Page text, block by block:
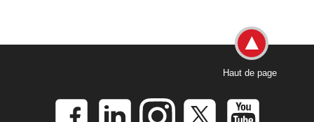
Haut de page